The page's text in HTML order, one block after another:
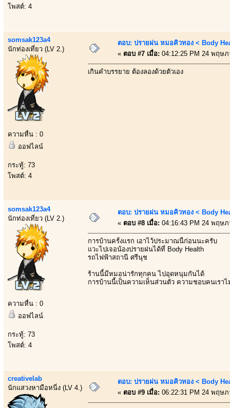
โพสต์: 4
somsak123a4
นักท่องเที่ยว (LV 2.)
ความหื่น : 0
ออฟไลน์
กระทู้: 73
โพสต์: 4
ตอบ: ปรายฝน หมอคิวทอง < Body
« ตอบ #7 เมื่อ: 04:12:25 PM 24 พฤษ
เกินคำบรรยาย ต้องลองด้วยตัวเอง
somsak123a4
นักท่องเที่ยว (LV 2.)
ความหื่น : 0
ออฟไลน์
กระทู้: 73
โพสต์: 4
ตอบ: ปรายฝน หมอคิวทอง < Body
« ตอบ #8 เมื่อ: 04:16:43 PM 24 พฤษ
การบ้านครั้งแรก เอาไว้ประมาณนี้ก่อนนะครับ
แวะไปเจอน้องปรายฝนได้ที่ Body Health
รถไฟฟ้าสถานี ศรีนุช
ร้านนี้มีหมอน่ารักทุกคน ไปอุดหนุมกันได้
การบ้านนี้เป็นความเห็นส่วนตัว ความชอบคนเรา
creativelab
นักแสวงหามือหนี่ง (LV 4.)
ตอบ: ปรายฝน หมอคิวทอง < Body
« ตอบ #9 เมื่อ: 06:22:31 PM 24 พฤษ